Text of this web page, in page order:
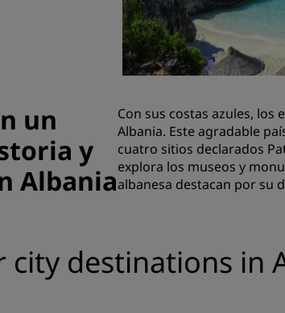
un
y
Albania
Con sus costas azules,
Albania. Este agradable
cuatro sitios declarados
explora los museos y
albanesa destacan por su
city destinations in